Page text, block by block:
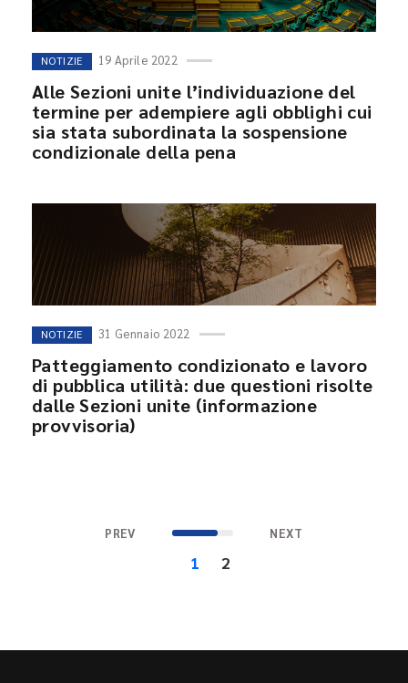
NOTIZIE 19 Aprile 2022
Alle Sezioni unite l’individuazione del
termine per adempiere agli obblighi cui
sia stata subordinata la sospensione
condizionale della pena
NOTIZIE 31 Gennaio 2022
Patteggiamento condizionato e lavoro
di pubblica utilità: due questioni risolte
dalle Sezioni unite (informazione
provvisoria)
PREV
1 2
NEXT